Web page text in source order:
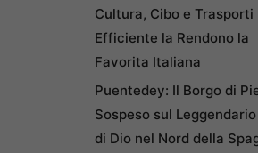
Cultura, Cibo e Trasporti
Efficiente la Rendono la
Favorita Italiana
Puentedey: Il Borgo di
Sospeso sul
di Dio nel Nord della